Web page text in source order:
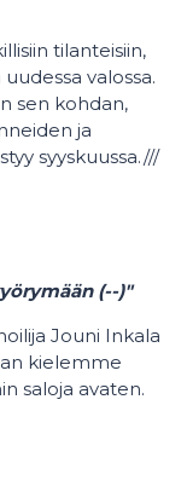
tilanteisiin,
valossa.
sen kohdan,
ja
syyskuussa.///
(--)"
Jouni Inkala
kielemme
saloja avaten.